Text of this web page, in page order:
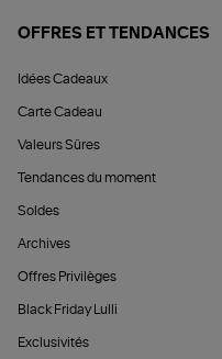
OFFRES ET TENDANCES
Idées Cadeaux
Carte Cadeau
Valeurs Sûres
Tendances du moment
Soldes
Archives
Offres Privilèges
Black Friday Lulli
Exclusivités